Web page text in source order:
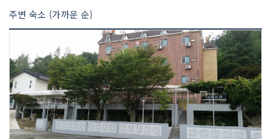
주변 숙소 (가까운 순)